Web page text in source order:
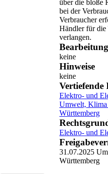
über die bloße
bei der
Verbraucher
Händler für die
verlangen.
keine
Hinweise
keine
Elektro- und
Umwelt, Klima
Württemberg
Elektro- und
31.07.2025
Württemberg